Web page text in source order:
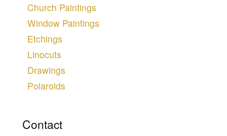
Contact
Church Paintings
Window Paintings
Etchings
Linocuts
Drawings
Polaroids